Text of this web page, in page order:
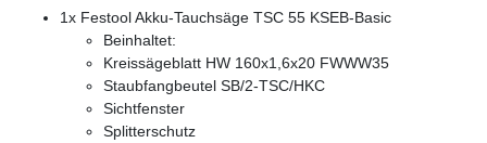
1x Festool Akku-Tauchsäge TSC 55 KSEB-Basic
Beinhaltet:
Kreissägeblatt HW 160x1,6x20 FWWW35
Staubfangbeutel SB/2-TSC/HKC
Sichtfenster
Splitterschutz